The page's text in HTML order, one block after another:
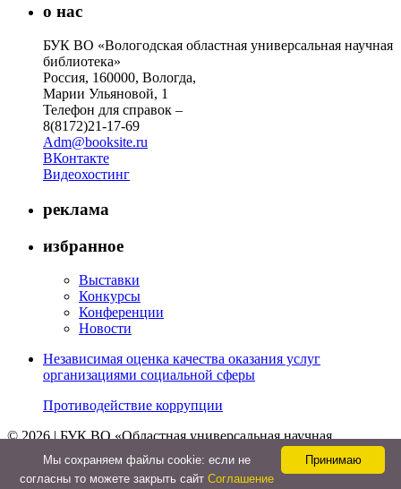
о нас
БУК ВО «Вологодская областная универсальная научная
библиотека»
Россия, 160000, Вологда,
Марии Ульяновой, 1
Телефон для справок –
8(8172)21-17-69
Adm@booksite.ru
ВКонтакте
Видеохостинг
реклама
избранное
Выставки
Конкурсы
Конференции
Новости
Независимая оценка качества оказания услуг
организациями социальной сферы
Противодействие коррупции
© 2026 | БУК ВО «Областная универсальная научная
библиотека»
Принимаю
Мы cохраняем файлы cookie: если не
согласны то можете закрыть сайт Соглашение